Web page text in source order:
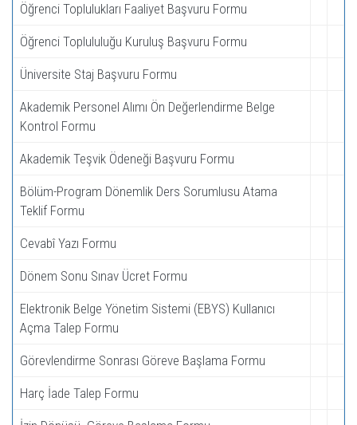
Öğrenci Toplulukları Faaliyet Başvuru Formu
Öğrenci Toplululuğu Kuruluş Başvuru Formu
Üniversite Staj Başvuru Formu
Akademik Personel Alımı Ön Değerlendirme Belge
Kontrol Formu
Akademik Teşvik Ödeneği Başvuru Formu
Bölüm-Program Dönemlik Ders Sorumlusu Atama
Teklif Formu
Cevabî Yazı Formu
Dönem Sonu Sınav Ücret Formu
Elektronik Belge Yönetim Sistemi (EBYS) Kullanıcı
Açma Talep Formu
Görevlendirme Sonrası Göreve Başlama Formu
Harç İade Talep Formu